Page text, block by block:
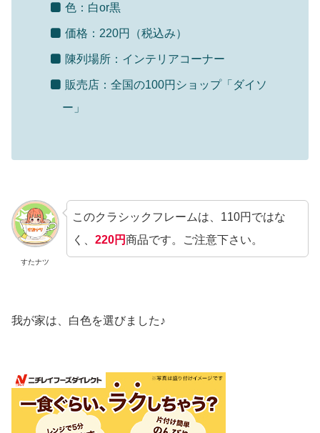
色：白or黒
価格：220円（税込み）
陳列場所：インテリアコーナー
販売店：全国の100円ショップ「ダイソ
ー」
すたナツ
このクラシックフレームは、110円ではな
く、 220円商品です。ご注意下さい。
我が家は、白色を選びました♪